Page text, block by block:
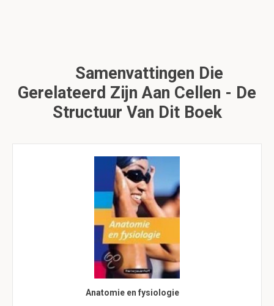
Samenvattingen Die
Gerelateerd Zijn Aan Cellen - De
Structuur Van Dit Boek
Anatomie en fysiologie